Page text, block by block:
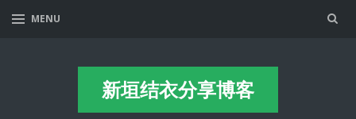
MENU
新垣结衣分享博客